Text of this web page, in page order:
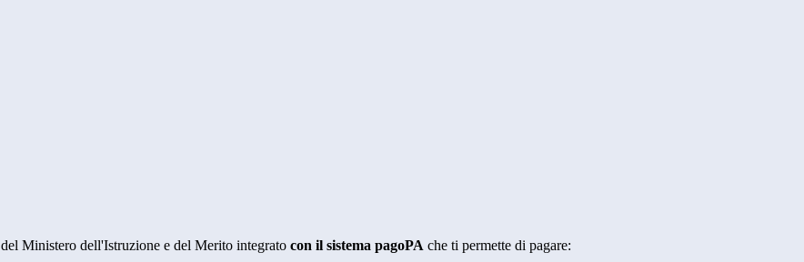
del Ministero dell'Istruzione e del Merito integrato con il sistema pagoPA che ti permette di pagare: